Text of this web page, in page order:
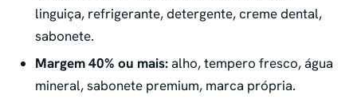
linguiça, refrigerante, detergente, creme dental,
sabonete.
Margem 40% ou mais:alho, tempero fresco, água
mineral, sabonete premium, marca própria.